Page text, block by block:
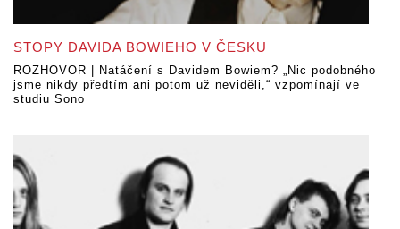
STOPY DAVIDA BOWIEHO V ČESKU
ROZHOVOR | Natáčení s Davidem Bowiem? „Nic podobného
jsme nikdy předtím ani potom už neviděli,“ vzpomínají ve
studiu Sono